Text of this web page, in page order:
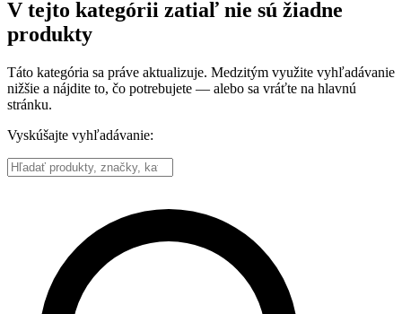
V tejto kategórii zatiaľ nie sú žiadne
produkty
Táto kategória sa práve aktualizuje. Medzitým využite vyhľadávanie
nižšie a nájdite to, čo potrebujete — alebo sa vráťte na hlavnú
stránku.
Vyskúšajte vyhľadávanie: